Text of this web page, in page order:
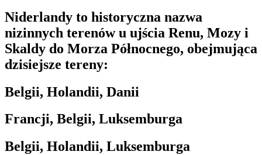
Niderlandy to historyczna nazwa
nizinnych terenów u ujścia Renu, Mozy i
Skaldy do Morza Północnego, obejmująca
dzisiejsze tereny:
Belgii, Holandii, Danii
Francji, Belgii, Luksemburga
Belgii, Holandii, Luksemburga